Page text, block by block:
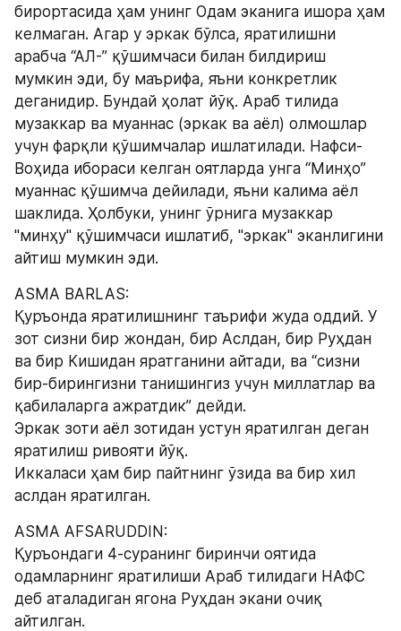
бирортасида ҳам унинг Одам эканига ишора ҳам
келмаган. Агар у эркак бўлса, яратилишни
арабча “АЛ-” қўшимчаси билан билдириш
мумкин эди, бу маърифа, яъни конкретлик
деганидир. Бундай ҳолат йўқ. Aраб тилида
музаккар ва муаннас (эркак ва аёл) олмошлар
учун фарқли қўшимчалар ишлатилади. Нафси-
Воҳида ибораси келган оятларда унга “Минҳо”
муаннас қўшимча дейилади, яъни калима аёл
шаклида. Ҳолбуки, унинг ўрнига музаккар
"минҳу" қўшимчаси ишлатиб, "эркак" эканлигини
айтиш мумкин эди.
ASMA BARLAS:
Қуръонда яратилишнинг таърифи жуда оддий. У
зот сизни бир жондан, бир Аслдан, бир Руҳдан
ва бир Кишидан яратганини айтади, ва “сизни
бир-бирингизни танишингиз учун миллатлар ва
қабилаларга ажратдик” дейди.
Эркак зоти аёл зотидан устун яратилган деган
яратилиш ривояти йўқ.
Иккаласи ҳам бир пайтнинг ўзида ва бир хил
аслдан яратилган.
ASMA AFSARUDDIN:
Қуръондаги 4-суранинг биринчи оятида
одамларнинг яратилиши Араб тилидаги НАФС
деб аталадиган ягона Руҳдан экани очиқ
айтилган.